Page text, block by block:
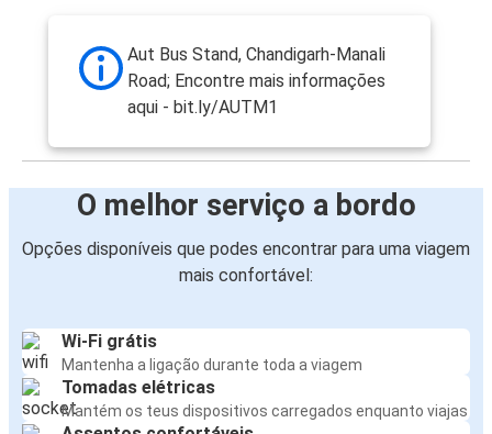
Aut Bus Stand, Chandigarh-Manali
Road; Encontre mais informações
aqui - bit.ly/AUTM1
O melhor serviço a bordo
Opções disponíveis que podes encontrar para uma viagem
mais confortável:
Wi-Fi grátis
Mantenha a ligação durante toda a viagem
Tomadas elétricas
Mantém os teus dispositivos carregados enquanto viajas